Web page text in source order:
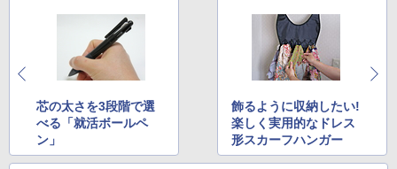
芯の太さを3段階で選
べる「就活ボールペ
ン」
飾るように収納したい!
楽しく実用的なドレス
形スカーフハンガー